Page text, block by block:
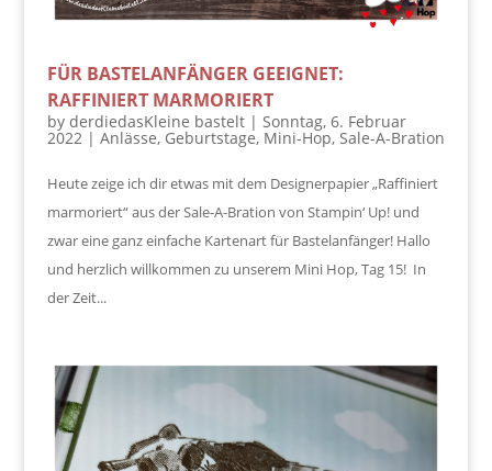
FÜR BASTELANFÄNGER GEEIGNET:
RAFFINIERT MARMORIERT
by derdiedasKleine bastelt| Sonntag, 6. Februar
2022| Anlässe, Geburtstage, Mini-Hop, Sale-A-Bration
Heute zeige ich dir etwas mit dem Designerpapier „Raffiniert
marmoriert“ aus der Sale-A-Bration von Stampin‘ Up! und
zwar eine ganz einfache Kartenart für Bastelanfänger! Hallo
und herzlich willkommen zu unserem Mini Hop, Tag 15! In
der Zeit...